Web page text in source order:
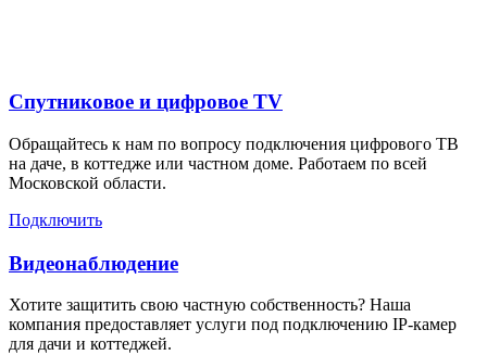
Спутниковое и цифровое TV
Обращайтесь к нам по вопросу подключения цифрового ТВ
на даче, в коттедже или частном доме. Работаем по всей
Московской области.
Подключить
Видеонаблюдение
Хотите защитить свою частную собственность? Наша
компания предоставляет услуги под подключению IP-камер
для дачи и коттеджей.